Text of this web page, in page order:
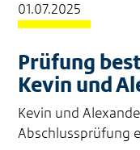
01.07.2025
Prüfung
Kevin und
Kevin und
Abschlussprüfung